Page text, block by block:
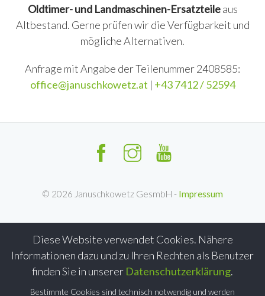
Diese Website verwendet Cookies. Nähere
Informationen dazu und zu Ihren Rechten als Benutzer
finden Sie in unserer Datenschutzerklärung.
Bestimmte Cookies sind technisch notwendig und werden
Oldtimer- und Landmaschinen-Ersatzteileaus
Altbestand. Gerne prüfen wir die Verfügbarkeit und
mögliche Alternativen.
Anfrage mit Angabe der Teilenummer 2408585:
office@januschkowetz.at | +43 7412 / 52594
© 2026 Januschkowetz GesmbH - Impressum